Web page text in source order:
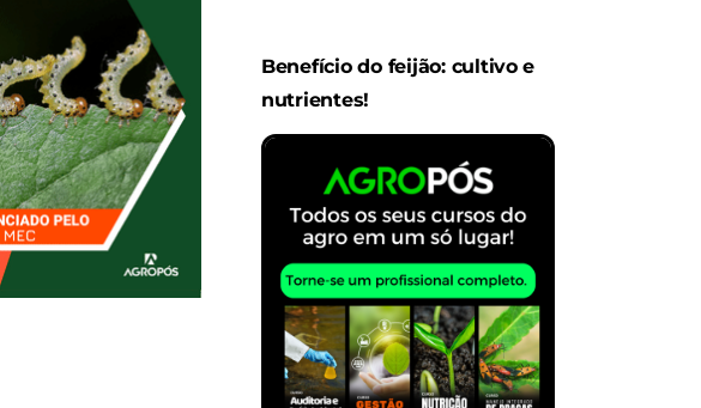
Benefício do feijão: cultivo e
nutrientes!